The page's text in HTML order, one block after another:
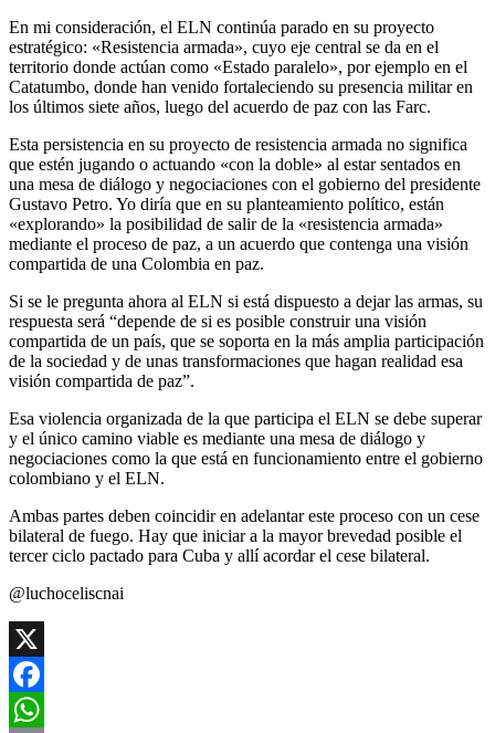
En mi consideración, el ELN continúa parado en su proyecto
estratégico: «Resistencia armada», cuyo eje central se da en el
territorio donde actúan como «Estado paralelo», por ejemplo en el
Catatumbo, donde han venido fortaleciendo su presencia militar en
los últimos siete años, luego del acuerdo de paz con las Farc.
Esta persistencia en su proyecto de resistencia armada no significa
que estén jugando o actuando «con la doble» al estar sentados en
una mesa de diálogo y negociaciones con el gobierno del presidente
Gustavo Petro. Yo diría que en su planteamiento político, están
«explorando» la posibilidad de salir de la «resistencia armada»
mediante el proceso de paz, a un acuerdo que contenga una visión
compartida de una Colombia en paz.
Si se le pregunta ahora al ELN si está dispuesto a dejar las armas, su
respuesta será “depende de si es posible construir una visión
compartida de un país, que se soporta en la más amplia participación
de la sociedad y de unas transformaciones que hagan realidad esa
visión compartida de paz”.
Esa violencia organizada de la que participa el ELN se debe superar
y el único camino viable es mediante una mesa de diálogo y
negociaciones como la que está en funcionamiento entre el gobierno
colombiano y el ELN.
Ambas partes deben coincidir en adelantar este proceso con un cese
bilateral de fuego. Hay que iniciar a la mayor brevedad posible el
tercer ciclo pactado para Cuba y allí acordar el cese bilateral.
@luchoceliscnai
X
Facebook